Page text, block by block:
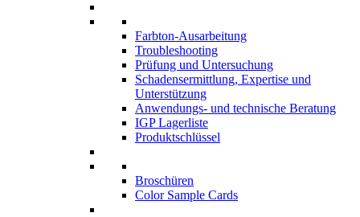
Farbton-Ausarbeitung
Troubleshooting
Prüfung und Untersuchung
Schadensermittlung, Expertise und
Unterstützung
Anwendungs- und technische Beratung
IGP Lagerliste
Produktschlüssel
Broschüren
Color Sample Cards